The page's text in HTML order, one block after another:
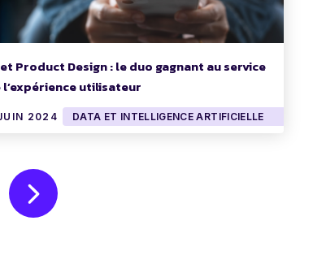
Product Design : le duo gagnant au service
l’expérience utilisateur
2024 DATA ET INTELLIGENCE ARTIFICIELLE